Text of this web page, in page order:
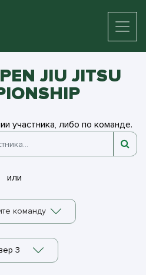
JIU JITSU
участника, либо по команде.
или
команду
3